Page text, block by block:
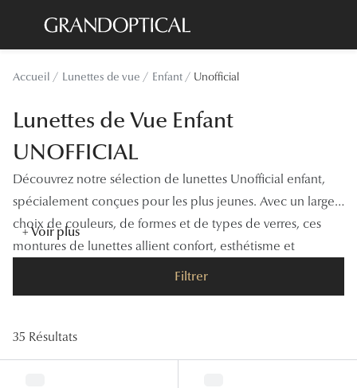
principal
Sélection -30%
Sélection -50%
Lunettes de vue
Sélection -20%
Sélection -30%
Examen
Onesight
Accueil Lunettes de vue Enfant Unofficial
Lunettes de Vue Enfant
UNOFFICIAL
Découvrez notre sélection de lunettes Unofficial enfant,
spécialement conçues pour les plus jeunes. Avec un large
choix de couleurs, de formes et de types de verres, ces
montures de lunettes allient confort, esthétisme et
protection pour les yeux de vos enfants.
+ Voir plus
Filtrer
35 Résultats